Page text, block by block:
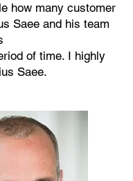
how many customer
Saee and his team
of time. I highly
Saee.